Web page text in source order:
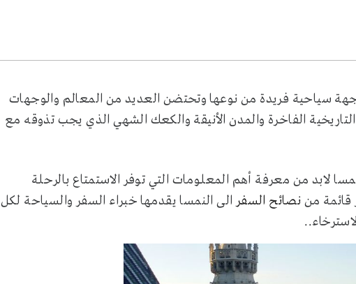
سياحية فريدة من نوعها وتحتضن العديد من المعالم والوجهات
الفاخرة والمدن الأنيقة والكعك الشهي الذي يجب تذوقه مع
لابد من معرفة أهم المعلومات التي توفر الاستمتاع بالرحلة
من نصائح السفر الى النمسا يقدمها خبراء السفر والسياحة لكل